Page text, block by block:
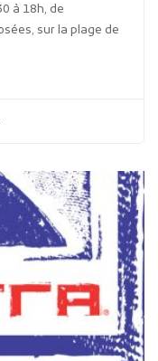
à 18h, de
sur la plage de